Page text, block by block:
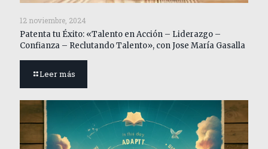
12 noviembre, 2024
Patenta tu Éxito: «Talento en Acción – Liderazgo –
Confianza – Reclutando Talento», con Jose María Gasalla
Leer más